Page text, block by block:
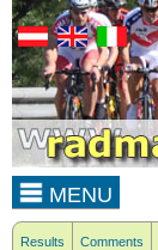
MENU
Results Comments